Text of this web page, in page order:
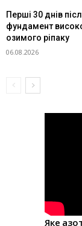
Перші 30 днів
фундамент
озимого ріпаку
06.08.2026
Яке